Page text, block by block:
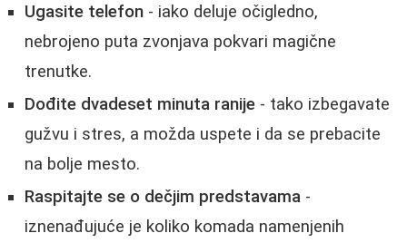
Ugasite telefon - iako deluje očigledno,
nebrojeno puta zvonjava pokvari magične
trenutke.
Dođite dvadeset minuta ranije - tako izbegavate
gužvu i stres, a možda uspete i da se prebacite
na bolje mesto.
Raspitajte se o dečjim predstavama -
iznenađujuće je koliko komada namenjenih